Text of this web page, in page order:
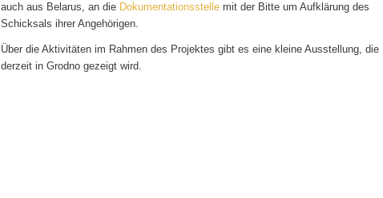
auch aus Belarus, an die Dokumentationsstelle mit der Bitte um Aufklärung des
Schicksals ihrer Angehörigen.
Über die Aktivitäten im Rahmen des Projektes gibt es eine kleine Ausstellung, die
derzeit in Grodno gezeigt wird.